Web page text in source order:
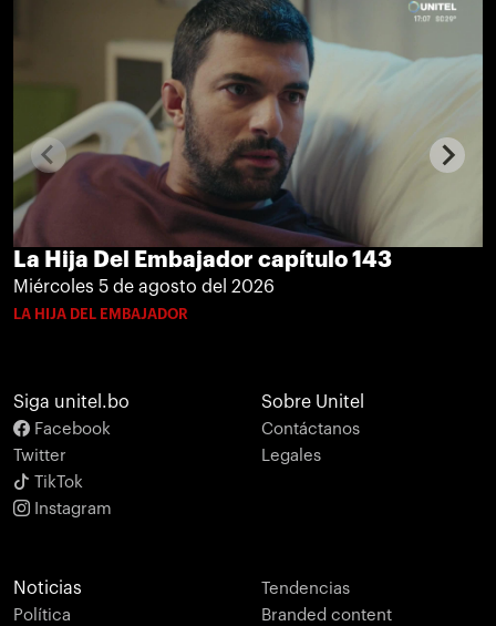
La Hija Del Embajador capítulo 143
Miércoles 5 de agosto del 2026
LA HIJA DEL EMBAJADOR
Siga unitel.bo
Facebook
Twitter
TikTok
Instagram
Sobre Unitel
Contáctanos
Legales
Noticias
Política
Tendencias
Branded content